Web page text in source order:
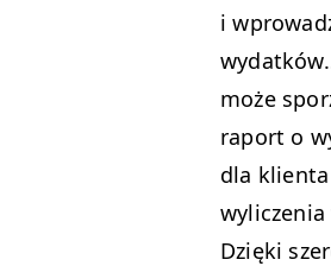
i
może
raport o
dla
Dzię­ki